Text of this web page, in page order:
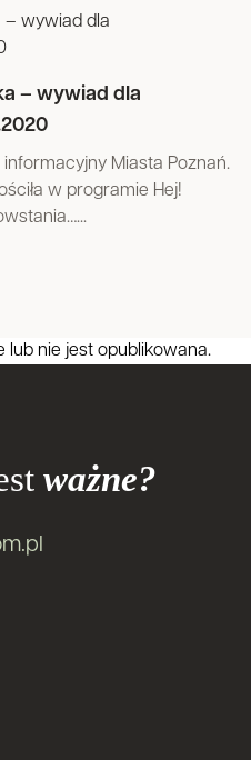
– wywiad dla
Miasta Poznań.
w programie Hej!
lub nie jest opublikowana.
ważne?